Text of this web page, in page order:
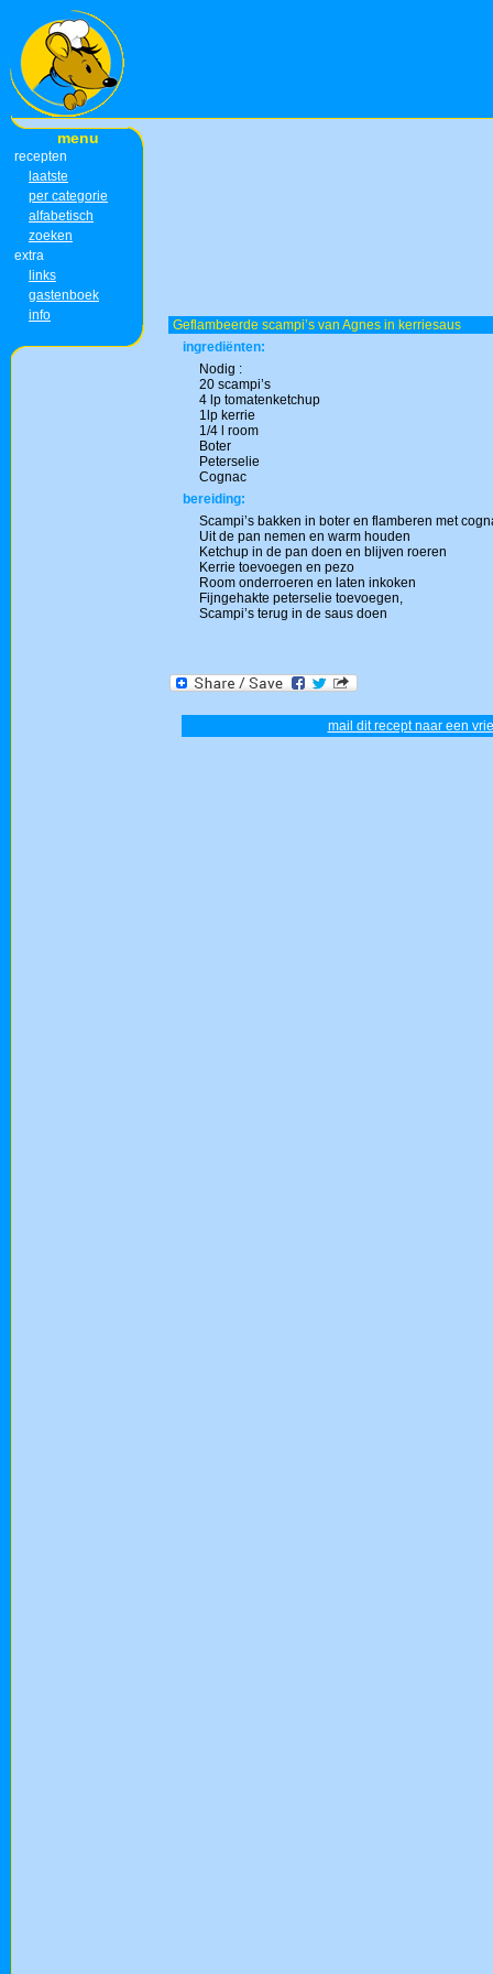
menu
recepten
laatste
per categorie
alfabetisch
zoeken
extra
links
gastenboek
info
Geflambeerde scampi’s van Agnes in kerriesaus
ingrediënten:
Nodig :
20 scampi’s
4 lp tomatenketchup
1lp kerrie
1/4 l room
Boter
Peterselie
Cognac
bereiding:
Scampi’s bakken in boter en flamberen met
Uit de pan nemen en warm houden
Ketchup in de pan doen en blijven roeren
Kerrie toevoegen en pezo
Room onderroeren en laten inkoken
Fijngehakte peterselie toevoegen,
Scampi’s terug in de saus doen
mail dit recept naar een